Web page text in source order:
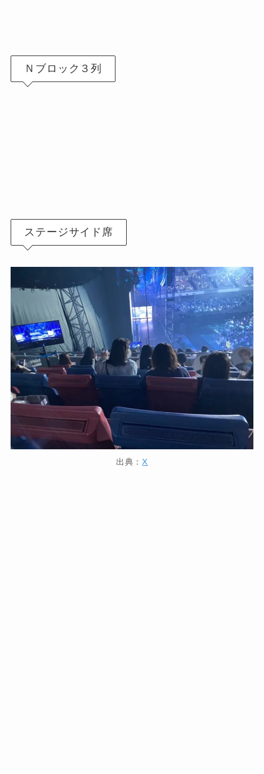
Ｎブロック３列
ステージサイド席
出典： X